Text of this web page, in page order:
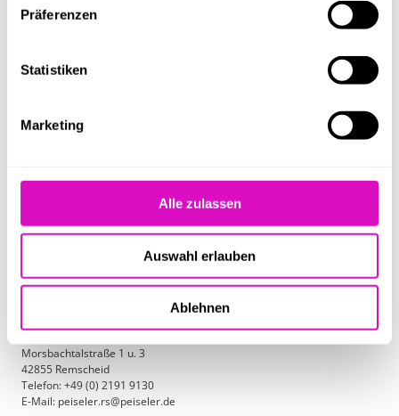
Präferenzen
Statistiken
Marketing
Alle zulassen
Auswahl erlauben
Ablehnen
Engineer competitive edge.
Morsbachtalstraße 1 u. 3
42855 Remscheid
Telefon: +49 (0) 2191 9130
E-Mail: peiseler.rs@peiseler.de